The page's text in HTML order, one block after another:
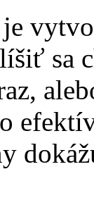
je
sa